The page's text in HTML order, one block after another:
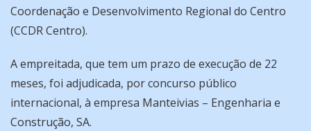
Coordenação e Desenvolvimento Regional do Centro
(CCDR Centro).
A empreitada, que tem um prazo de execução de 22
meses, foi adjudicada, por concurso público
internacional, à empresa Manteivias – Engenharia e
Construção, SA.